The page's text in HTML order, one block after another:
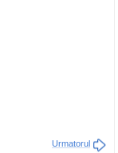
Urmatorul